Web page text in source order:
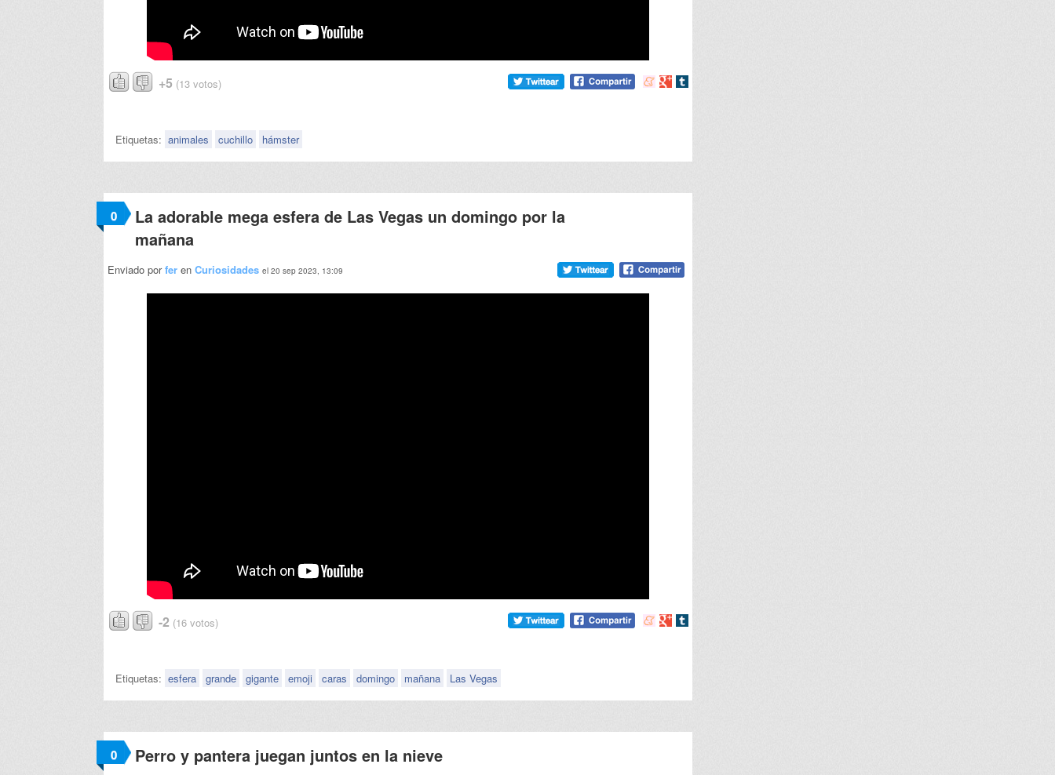
+5 (13 votos)
Compartir
Compartir
Compartir
Etiquetas: animales cuchillo hámster
0
La adorable mega esfera de Las Vegas un domingo por la
mañana
Enviado porfer en Curiosidades el 20 sep 2023, 13:09
-2 (16 votos)
Compartir
Compartir
Compartir
Etiquetas: esfera grande gigante emoji caras domingo mañana Las Vegas
0 Perro y pantera juegan juntos en la nieve